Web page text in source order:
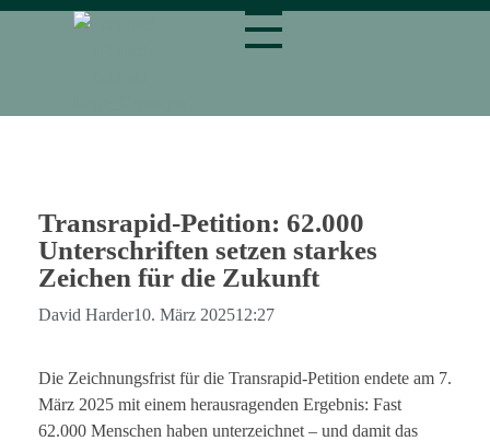
Transrapid-Petition: 62.000
Unterschriften setzen starkes
Zeichen für die Zukunft
David Harder10. März 202512:27
Die Zeichnungsfrist für die Transrapid-Petition endete am 7.
März 2025 mit einem herausragenden Ergebnis: Fast
62.000 Menschen haben unterzeichnet – und damit das